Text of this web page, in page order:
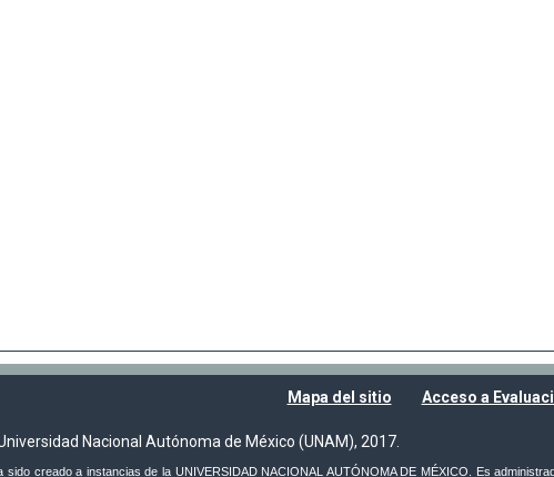
Mapa del sitio Acceso a
Nacional Autónoma de México (UNAM), 2017.
sido creado a instancias de la UNIVERSIDAD NACIONAL AUTÓNOMA DE MÉXICO. Es